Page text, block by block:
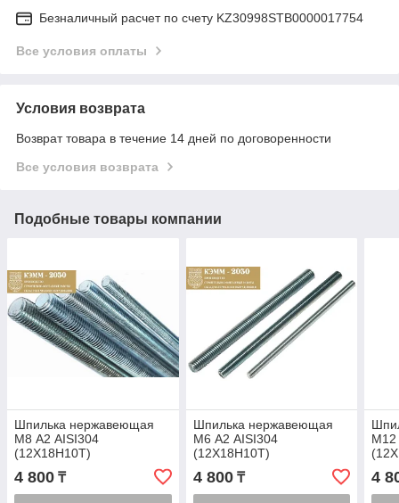
Безналичный расчет по счету KZ30998STB0000017754
Все условия оплаты
Условия возврата
Возврат товара в течение 14 дней по договоренности
Все условия возврата
Подобные товары компании
Шпилька нержавеющая
М8 А2 AISI304
(12Х18Н10Т)
4 800 ₸
Шпилька нержавеющая
М6 А2 AISI304
(12Х18Н10Т)
4 800₸
М12
4